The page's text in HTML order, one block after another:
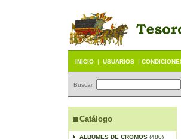
INICIO | USUARIOS |
Buscar
Catálogo
ALBUMES DE CROMOS (480)